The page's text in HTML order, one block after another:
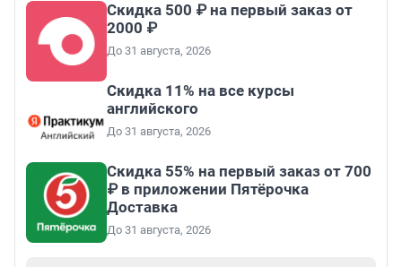
Скидка 500 ₽ на первый заказ от
2000 ₽
До 31 августа, 2026
Скидка 11% на все курсы
английского
До 31 августа, 2026
Скидка 55% на первый заказ от 700
₽ в приложении Пятёрочка
Доставка
До 31 августа, 2026